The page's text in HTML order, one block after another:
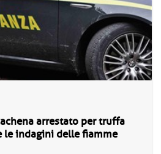
arrestato per truffa
le indagini delle fiamme